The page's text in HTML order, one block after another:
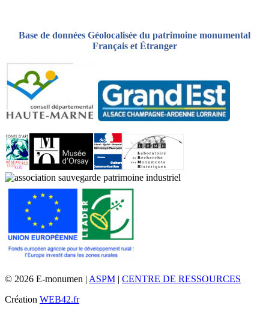
Base de données Géolocalisée du patrimoine monumental
Français et Étranger
© 2026 E-monumen | ASPM | CENTRE DE RESSOURCES
Création WEB42.fr